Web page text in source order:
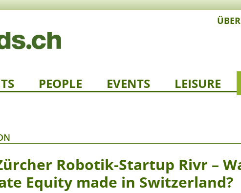
PEOPLE EVENTS LEISURE
Robotik-Startup Rivr –
Equity made in Switzerland?